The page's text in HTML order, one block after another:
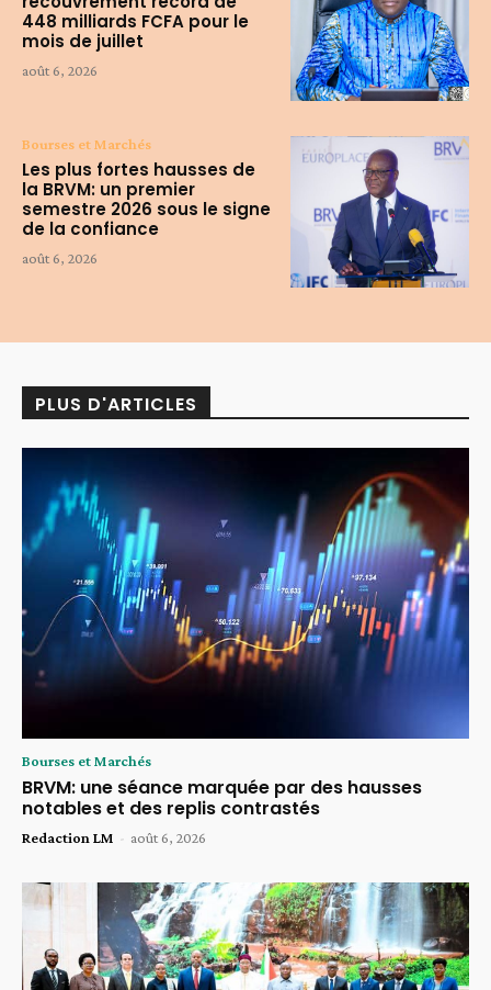
448 milliards FCFA pour le
mois de juillet
août 6, 2026
Bourses et Marchés
Les plus fortes hausses de
la BRVM: un premier
semestre 2026 sous le signe
de la confiance
août 6, 2026
PLUS D'ARTICLES
Bourses et Marchés
BRVM: une séance marquée par des hausses
notables et des replis contrastés
Redaction LM - août 6, 2026